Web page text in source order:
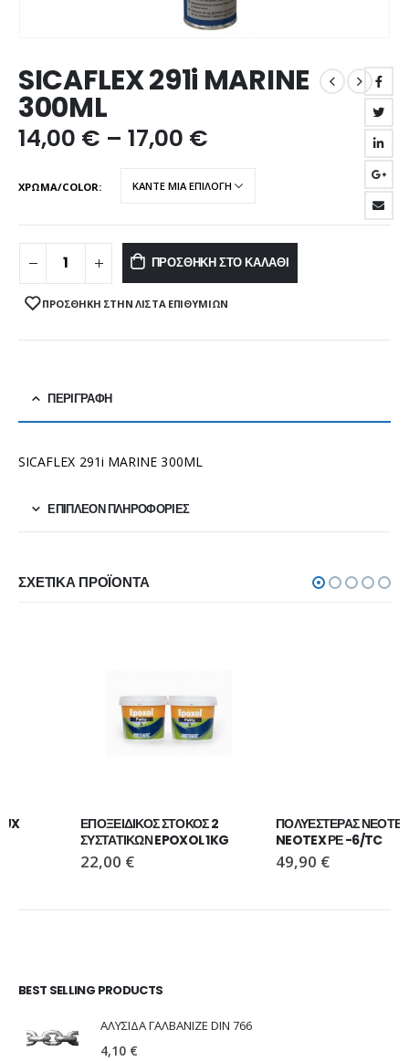
SICAFLEX 291i MARINE
300ML
14,00 € – 17,00 €
ΧΡΩΜΑ/COLOR
ΠΡΟΣΘΉΚΗ ΣΤΟ ΚΑΛΆΘΙ
ΠΡΌΣΘΉΚΗ ΣΤΗΝ ΛΊΣΤΑ ΕΠΙΘΥΜΙΏΝ
ΠΕΡΙΓΡΑΦΉ
SICAFLEX 291i MARINE 300ML
ΕΠΙΠΛΈΟΝ ΠΛΗΡΟΦΟΡΊΕΣ
ΣΧΕΤΙΚΆ ΠΡΟΪΌΝΤΑ
ΕΠΟΞΕΙΔΙΚΟΣ ΣΤΟΚΟΣ 2
ΣΥΣΤΑΤΙΚΩΝ EPOXOL 1KG
ΠΟΛΥΕΣΤΕΡΑΣ ΝΕΟΤΕΧ
NEOTEX ΡΕ -6/TC
BEST SELLING PRODUCTS
ΑΛΥΣΙΔΑ ΓΑΛΒΑΝΙΖΕ DIN 766
4,10 €